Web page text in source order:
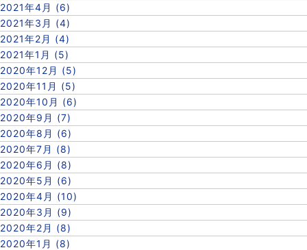
2021年4月 (6)
2021年3月 (4)
2021年2月 (4)
2021年1月 (5)
2020年12月 (5)
2020年11月 (5)
2020年10月 (6)
2020年9月 (7)
2020年8月 (6)
2020年7月 (8)
2020年6月 (8)
2020年5月 (6)
2020年4月 (10)
2020年3月 (9)
2020年2月 (8)
2020年1月 (8)